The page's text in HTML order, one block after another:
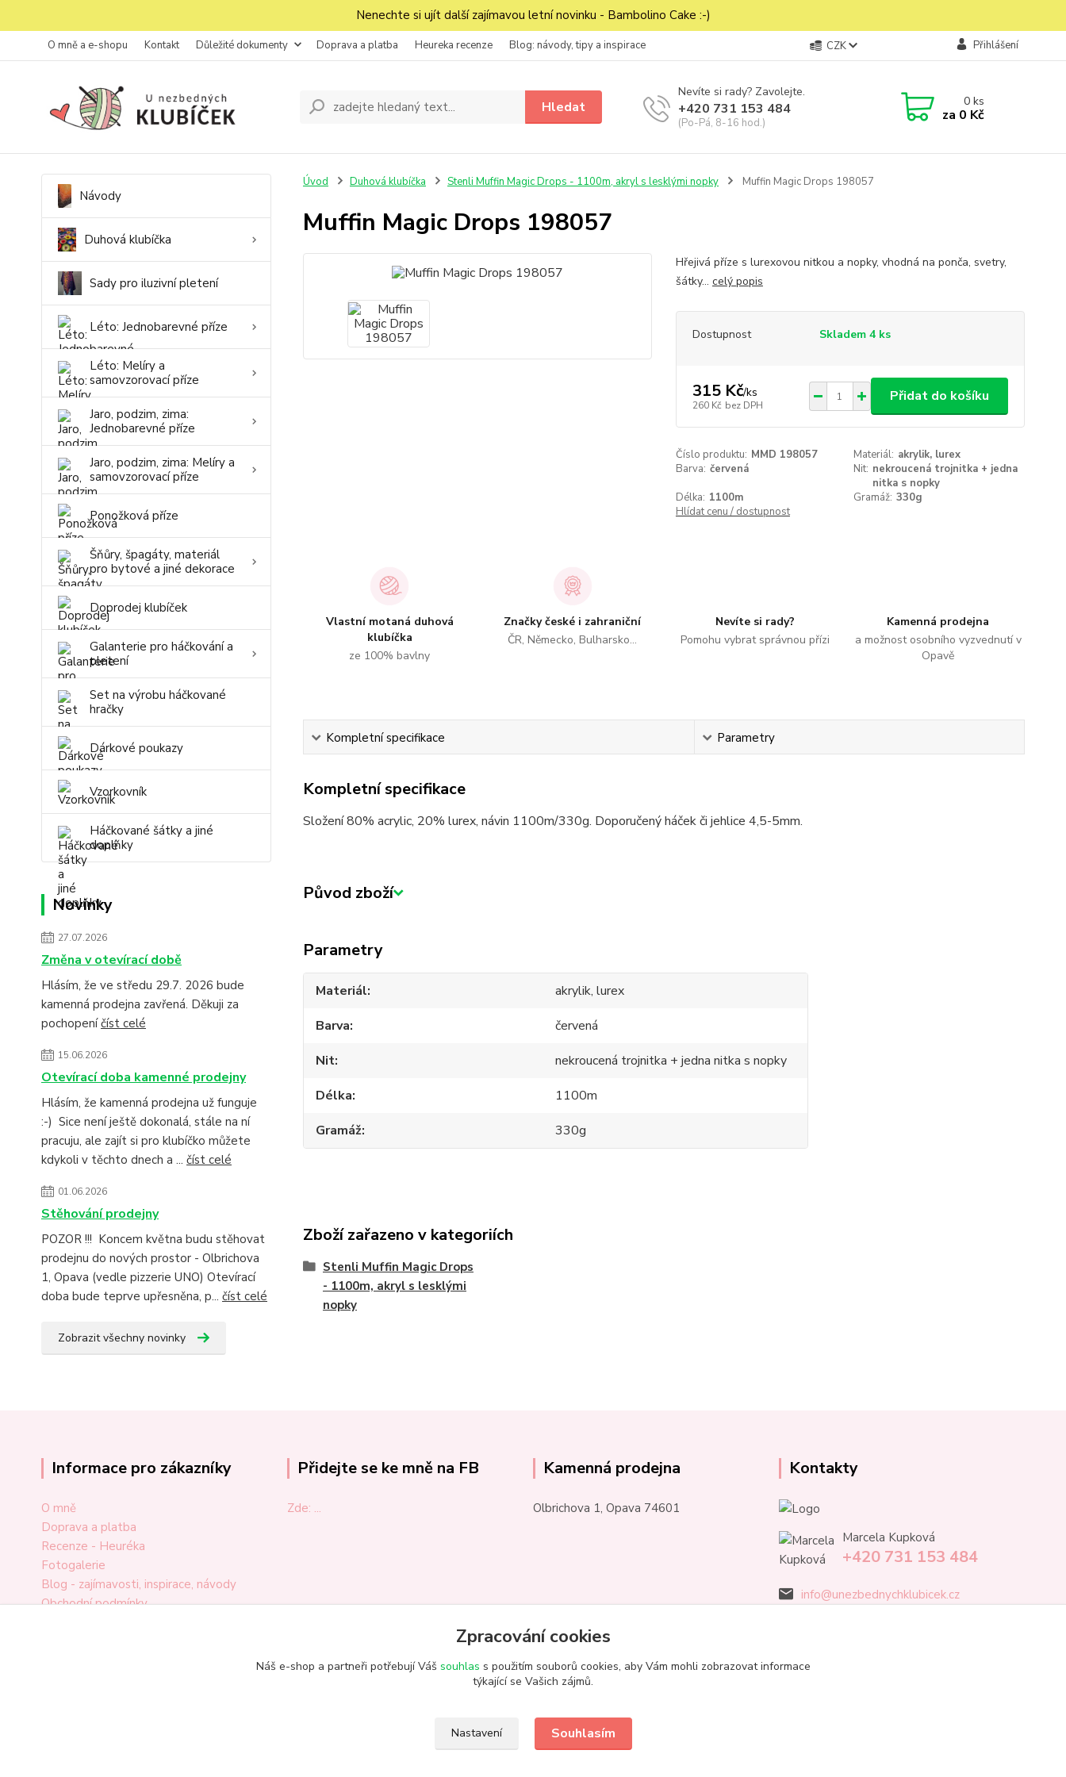
Nenechte si ujít další zajímavou letní novinku - Bambolino Cake :-)
O mně a e-shopu Kontakt Důležité dokumenty Doprava a platba Heureka recenze Blog: návody, tipy a inspirace CZK Přihlášení
Hledat
Nevíte si rady? Zavolejte.
+420 731 153 484
(Po-Pá, 8-16 hod.)
0ks
za 0 Kč
Návody
Duhová klubíčka
Sady pro iluzivní pletení
Léto: Jednobarevné příze
Léto: Melíry a
samovzorovací příze
Jaro, podzim, zima:
Jednobarevné příze
Jaro, podzim, zima: Melíry a
samovzorovací příze
Ponožková příze
Šňůry, špagáty, materiál
pro bytové a jiné dekorace
Doprodej klubíček
Galanterie pro háčkování a
pletení
Set na výrobu háčkované
hračky
Dárkové poukazy
Vzorkovník
Háčkované šátky a jiné
doplňky
Novinky
27.07.2026
Změna v otevírací době
Hlásím, že ve středu 29.7. 2026 bude
kamenná prodejna zavřená. Děkuji za
pochopeníčíst celé
15.06.2026
Otevírací doba kamenné prodejny
Hlásím, že kamenná prodejna už funguje
:-) Sice není ještě dokonalá, stále na ní
pracuju, ale zajít si pro klubíčko můžete
kdykoli v těchto dnech a ... číst celé
01.06.2026
Stěhování prodejny
POZOR !!! Koncem května budu stěhovat
prodejnu do nových prostor - Olbrichova
1, Opava (vedle pizzerie UNO) Otevírací
doba bude teprve upřesněna, p... číst celé
Zobrazit všechny novinky
Úvod Duhová klubíčka Stenli Muffin Magic Drops - 1100m, akryl s lesklými nopky Muffin Magic Drops 198057
Muffin Magic Drops 198057
Hřejivá příze s lurexovou nitkou a nopky, vhodná na ponča, svetry,
šátky... celý popis
Dostupnost Skladem 4 ks
315 Kč/ks
260 Kč bez DPH
Přidat do košíku
Číslo produktu: MMD 198057 Materiál: akrylik, lurex
Barva: červená Nit: nekroucená trojnitka + jedna
nitka s nopky
Délka: 1100m Gramáž: 330g
Hlídat cenu / dostupnost
Vlastní motaná duhová
klubíčka
ze 100% bavlny
Značky české i zahraniční
ČR, Německo, Bulharsko...
Nevíte si rady?
Pomohu vybrat správnou přízi
Kamenná prodejna
a možnost osobního vyzvednutí v
Opavě
Kompletní specifikace Parametry
Kompletní specifikace
Složení 80% acrylic, 20% lurex, návin 1100m/330g. Doporučený háček či jehlice 4,5-5mm.
Původ zboží
Parametry
Materiál
akrylik, lurex
Barva
červená
Nit
nekroucená trojnitka + jedna nitka s nopky
Délka
1100m
Gramáž
330g
Zboží zařazeno v kategoriích
Stenli Muffin Magic Drops
- 1100m, akryl s lesklými
nopky
Informace pro zákazníky
O mně
Doprava a platba
Recenze - Heuréka
Fotogalerie
Blog - zajímavosti, inspirace, návody
Obchodní podmínky
Přidejte se ke mně na FB
Zde: ...
Kamenná prodejna
Olbrichova 1, Opava 74601
Kontakty
Marcela Kupková
+420 731 153 484
info@unezbednychklubicek.cz
Zpracování cookies
Náš e-shop a partneři potřebují Váš souhlas s použitím souborů cookies, aby Vám mohli zobrazovat informace
týkající se Vašich zájmů.
Nastavení Souhlasím